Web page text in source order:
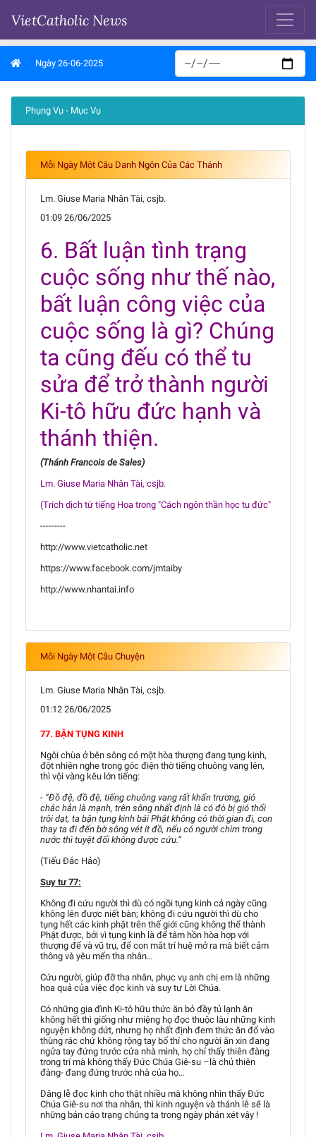
VietCatholic News
Ngày 26-06-2025
Phụng Vụ - Mục Vụ
Mỗi Ngày Một Câu Danh Ngôn Của Các Thánh
Lm. Giuse Maria Nhân Tài, csjb.
01:09 26/06/2025
6. Bất luận tình trạng
cuộc sống như thế nào,
bất luận công việc của
cuộc sống là gì? Chúng
ta cũng đếu có thể tu
sửa để trở thành người
Ki-tô hữu đức hạnh và
thánh thiện.
(Thánh Francois de Sales)
Lm. Giuse Maria Nhân Tài, csjb.
(Trích dịch từ tiếng Hoa trong "Cách ngôn thần học tu đức"
---------
http://www.vietcatholic.net
https://www.facebook.com/jmtaiby
http://www.nhantai.info
Mỗi Ngày Một Câu Chuyện
Lm. Giuse Maria Nhân Tài, csjb.
01:12 26/06/2025
77. BẬN TỤNG KINH
Ngôi chùa ở bên sông có một hòa thượng đang tụng kinh,
đột nhiên nghe trong góc điện thờ tiếng chuông vang lên,
thì vội vàng kêu lớn tiếng:
- “Đồ đệ, đồ đệ, tiếng chuông vang rất khẩn trương, gió
chắc hẳn là mạnh, trên sông nhất định là có đò bị gió thổi
trôi dạt, ta bận tụng kinh bái Phật không có thời gian đi, con
thay ta đi đến bờ sông vét ít đồ, nếu có người chìm trong
nước thì tuyệt đối không được cứu.”
(Tiếu Đắc Hảo)
Suy tư 77:
Không đi cứu người thì dù có ngồi tụng kinh cả ngày cũng
không lên được niết bàn; không đi cứu người thì dù cho
tụng hết các kinh phật trên thế giới cũng không thể thành
Phật được, bởi vì tụng kinh là để tâm hồn hòa hợp với
thượng đế và vũ trụ, để con mắt trí huệ mở ra mà biết cảm
thông và yêu mến tha nhân…
Cứu người, giúp đỡ tha nhân, phục vụ anh chị em là những
hoa quả của việc đọc kinh và suy tư Lời Chúa.
Có những gia đình Ki-tô hữu thức ăn bỏ đầy tủ lạnh ăn
không hết thì giống như miệng họ đọc thuộc làu những kinh
nguyện không dứt, nhưng họ nhất định đem thức ăn đổ vào
thùng rác chứ không rộng tay bố thí cho người ăn xin đang
ngửa tay đứng trước cửa nhà mình, họ chỉ thấy thiên đàng
trong trí mà không thấy Đức Chúa Giê-su –là chủ thiên
đàng- đang đứng trước nhà của họ…
Dâng lễ đọc kinh cho thật nhiều mà không nhìn thấy Đức
Chúa Giê-su nơi tha nhân, thì kinh nguyện và thánh lễ sẽ là
những bản cáo trạng chúng ta trong ngày phán xét vậy !